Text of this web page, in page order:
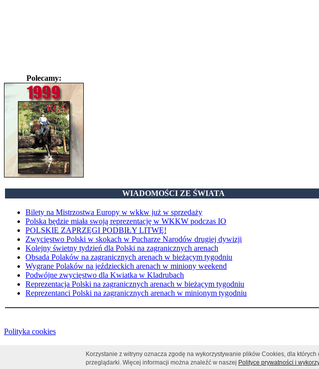
Polecamy:
WIADOMOŚCI ZE ŚWIATA
Bilety na Mistrzostwa Europy w wkkw już w sprzedaży
Polska będzie miała swoją reprezentację w WKKW podczas IO
POLSKIE ZAPRZĘGI PODBIŁY LITWĘ!
Zwycięstwo Polski w skokach w Pucharze Narodów drugiej dywizji
Kolejny świetny tydzień dla Polski na zagranicznych arenach
Obsada Polaków na zagranicznych arenach w bieżącym tygodniu
Wygrane Polaków na jeździeckich arenach w miniony weekend
Podwójne zwycięstwo dla Kwiatka w Kladrubach
Reprezentacja Polski na zagranicznych arenach w bieżącym tygodniu
Reprezentanci Polski na zagranicznych arenach w minionym tygodniu
Polityka cookies
Korzystanie z witryny oznacza zgodę na wykorzystywanie plików Cookies, dla
przeglądarki. Więcej informacji można znaleźć w naszej Polityce prywatności i